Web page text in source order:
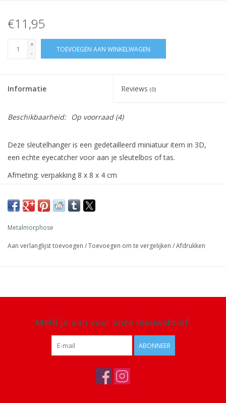
€11,95
+
-
TOEVOEGEN AAN WINKELWAGEN
Informatie Reviews (0)
Beschikbaarheid: Op voorraad(4)
Deze sleutelhanger is een gedetailleerd miniatuur item in 3D,
een echte eyecatcher voor aan je sleutelbos of tas.
Afmeting: verpakking 8 x 8 x 4 cm
Details: stalen splitring van 3,5 cm
Metalmorphose
Aan verlanglijst toevoegen /Toevoegen om te vergelijken /Afdrukken
Meld je aan voor onze nieuwsbrief:
ABONNEER